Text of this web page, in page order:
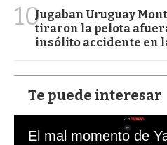
10Jugaban Uruguay
tiraron la pelota
insólito accidente en
Te puede interesar